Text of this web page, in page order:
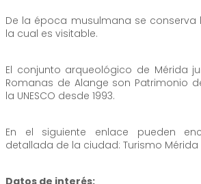
De la época musulmana se conserva
la cual es visitable.
El conjunto arqueológico de Mérida
Romanas de Alange son Patrimonio
la UNESCO desde 1993.
En el siguiente enlace pueden
detallada de la ciudad: Turismo Mérida
Datos de interés: